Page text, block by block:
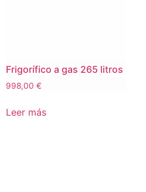
Frigorífico a gas 265 litros
998,00 €
Leer más